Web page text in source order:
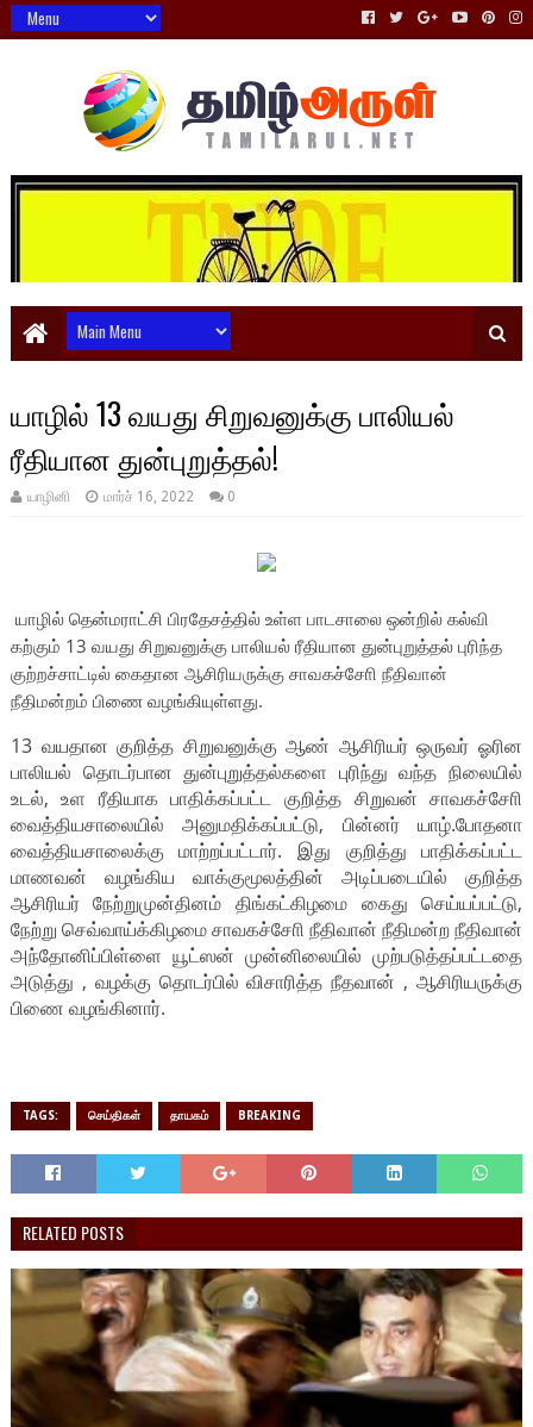
யாழில் 13 வயது சிறுவனுக்கு பாலியல்
ரீதியான துன்புறுத்தல்!
யாழினி மார்ச் 16, 2022 0
யாழில் தென்மராட்சி பிரதேசத்தில் உள்ள பாடசாலை ஒன்றில் கல்வி
கற்கும் 13 வயது சிறுவனுக்கு பாலியல் ரீதியான துன்புறுத்தல் புரிந்த
குற்றச்சாட்டில் கைதான ஆசிரியருக்கு சாவகச்சோி நீதிவான்
நீதிமன்றம் பிணை வழங்கியுள்ளது.
13 வயதான குறித்த சிறுவனுக்கு ஆண் ஆசிரியர் ஒருவர் ஓரின
பாலியல் தொடர்பான துன்புறுத்தல்களை புரிந்து வந்த நிலையில்
உடல், உள ரீதியாக பாதிக்கப்பட்ட குறித்த சிறுவன் சாவகச்சோி
வைத்தியசாலையில் அனுமதிக்கப்பட்டு, பின்னர் யாழ்.போதனா
வைத்தியசாலைக்கு மாற்றப்பட்டார். இது குறித்து பாதிக்கப்பட்ட
மாணவன் வழங்கிய வாக்குமூலத்தின் அடிப்படையில் குறித்த
ஆசிரியர் நேற்றுமுன்தினம் திங்கட்கிழமை கைது செய்யப்பட்டு,
நேற்று செவ்வாய்க்கிழமை சாவகச்சோி நீதிவான் நீதிமன்ற நீதிவான்
அந்தோனிப்பிள்ளை யூட்ஸன் முன்னிலையில் முற்படுத்தப்பட்டதை
அடுத்து , வழக்கு தொடர்பில் விசாரித்த நீதவான் , ஆசிரியருக்கு
பிணை வழங்கினார்.
TAGS: செய்திகள் தாயகம் BREAKING
RELATED POSTS